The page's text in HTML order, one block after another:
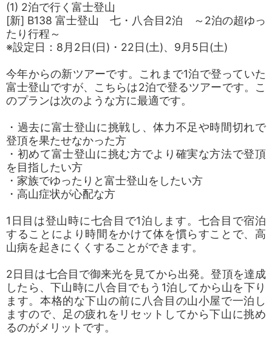
(1) 2泊で行く富士登山
[新] B138 富士登山 七・八合目2泊 ～2泊の超ゆっ
たり行程～
※設定日：8月2日(日)・22日(土)、9月5日(土)
今年からの新ツアーです。これまで1泊で登っていた
富士登山ですが、こちらは2泊で登るツアーです。こ
のプランは次のような方に最適です。
・過去に富士登山に挑戦し、体力不足や時間切れで
登頂を果たせなかった方
・初めて富士登山に挑む方でより確実な方法で登頂
を目指したい方
・家族でゆったりと富士登山をしたい方
・高山症状が心配な方
1日目は登山時に七合目で1泊します。七合目で宿泊
することにより時間をかけて体を慣らすことで、高
山病を起きにくくすることができます。
2日目は七合目で御来光を見てから出発。登頂を達成
したら、下山時に八合目でもう1泊してから山を下り
ます。本格的な下山の前に八合目の山小屋で一泊し
ますので、足の疲れをリセットしてから下山に挑め
るのがメリットです。